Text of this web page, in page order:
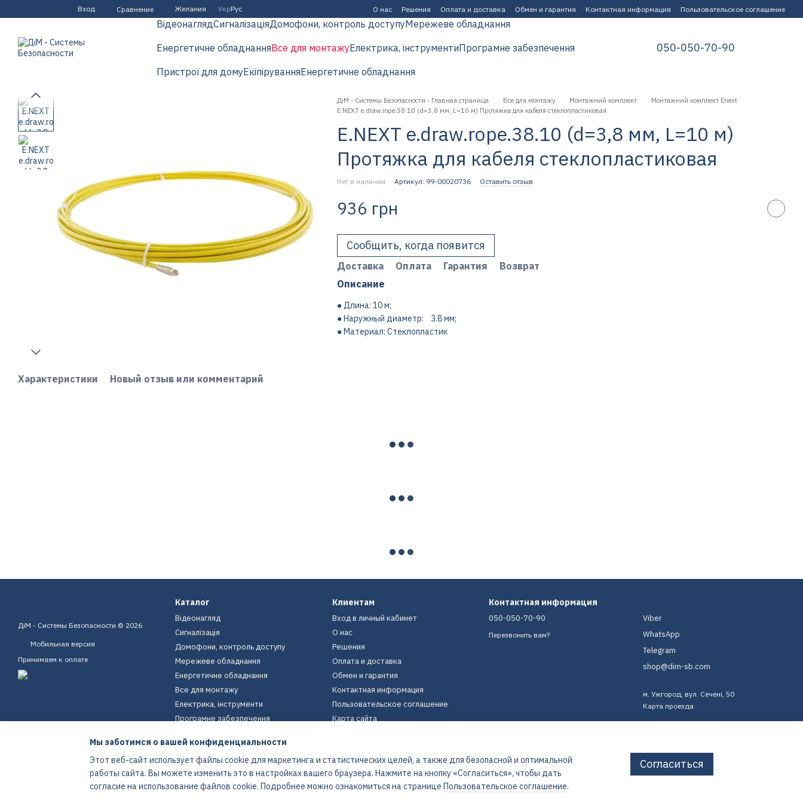
Перейти к основному контенту
Вход Сравнение Желания УкрРус О нас Решения Оплата и доставка Обмен и гарантия Контактная информация Пользовательское соглашение
ВідеонаглядСигналізаціяДомофони, контроль доступуМережеве обладнання
Енергетичне обладнанняВсе для монтажуЕлектрика, інструментиПрограмне забезпечення
Пристрої для домуЕкіпіруванняЕнергетичне обладнання
050-050-70-90
Характеристики Новый отзыв или комментарий
ДіМ - Системы Безопасности - Главная страница Все для монтажу Монтажний комплект
Монтажний комплект Enext
E.NEXT e.draw.rope.38.10 (d=3,8 мм, L=10 м) Протяжка для кабеля стеклопластиковая
E.NEXT e.draw.rope.38.10 (d=3,8 мм, L=10 м)
Протяжка для кабеля стеклопластиковая
Нет в наличии Артикул: 99-00020736 Оставить отзыв
936 грн
Сообщить, когда появится
Доставка Оплата Гарантия
Возврат
Описание
● Длина: 10 м;
● Наружный диаметр: 3.8 мм;
● Материал: Стеклопластик
ДіМ - Системы Безопасности © 2026
Мобильная версия
Принимаем к оплате
Интернет-магазин создан с Хорошоп
Каталог
Відеонагляд
Сигналізація
Домофони, контроль доступу
Мережеве обладнання
Енергетичне обладнання
Все для монтажу
Електрика, інструменти
Програмне забезпечення
Екіпірування
Енергетичне обладнання
Клиентам
Вход в личный кабинет
О нас
Решения
Оплата и доставка
Обмен и гарантия
Контактная информация
Пользовательское соглашение
Карта сайта
Контактная информация
050-050-70-90
Перезвонить вам?
Viber
WhatsApp
Telegram
shop@dim-sb.com
м. Ужгород, вул. Сечені, 50
Карта проезда
Мы заботимся о вашей конфиденциальности
Этот веб-сайт использует файлы cookie для маркетинга и статистических целей, а также для безопасной и оптимальной
работы сайта. Вы можете изменить это в настройках вашего браузера. Нажмите на кнопку «Согласиться», чтобы дать
согласие на использование файлов cookie. Подробнее можно ознакомиться на странице Пользовательское соглашение.
Согласиться